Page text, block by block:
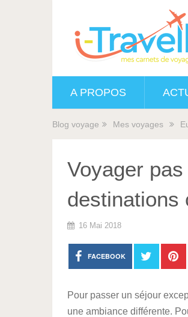
A PROPOS
Blog voyage Mes voyages
Voyager
16 Mai 2018
FACEBOOK
Pour passer un séjour
une ambiance différente.